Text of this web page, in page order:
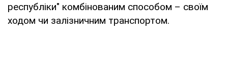
республіки" комбінованим способом – своїм
ходом чи залізничним транспортом.